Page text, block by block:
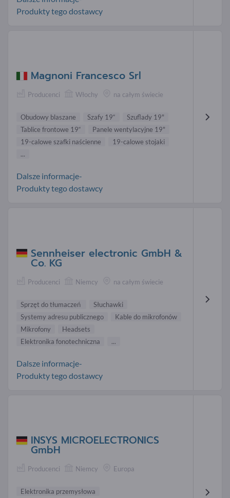
Produkty tego dostawcy
Magnoni Francesco Srl
Producenci Włochy na całym świecie
Obudowy blaszane Szafy 19“
Szuflady 19"
Tablice frontowe 19“
Panele wentylacyjne 19"
19-calowe szafki naścienne
19-calowe stojaki
...
Dalsze informacje-
Produkty tego dostawcy
Sennheiser electronic GmbH &
Co. KG
Producenci Niemcy na całym świecie
Sprzęt do tłumaczeń
Słuchawki
Systemy adresu publicznego
Kable do mikrofonów
Mikrofony
Headsets
Elektronika fonotechniczna
...
Dalsze informacje-
Produkty tego dostawcy
INSYS MICROELECTRONICS
GmbH
Producenci Niemcy Europa
Elektronika przemysłowa